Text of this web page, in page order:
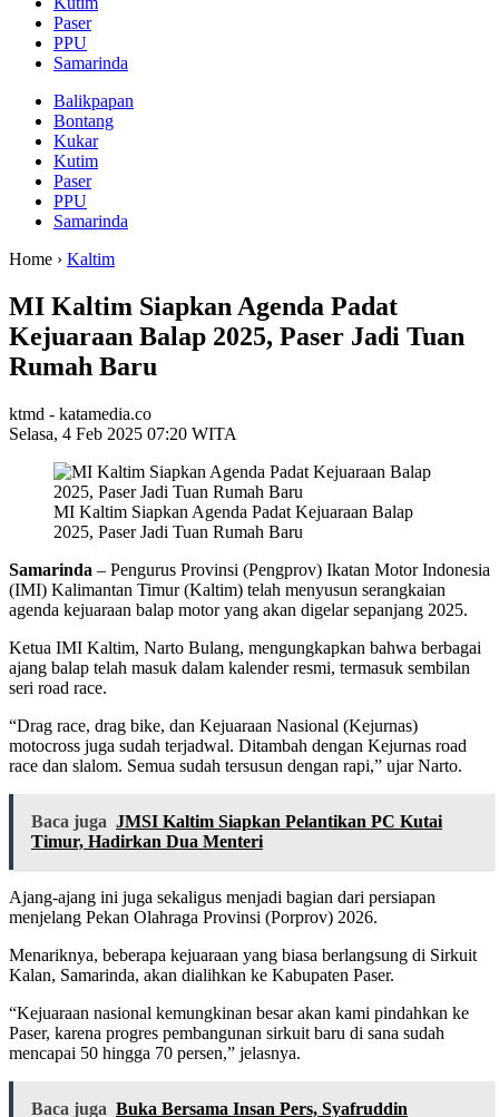
Paser
PPU
Samarinda
Balikpapan
Bontang
Kukar
Kutim
Paser
PPU
Samarinda
Home › Kaltim
MI Kaltim Siapkan Agenda Padat
Kejuaraan Balap 2025, Paser Jadi Tuan
Rumah Baru
ktmd - katamedia.co
Selasa, 4 Feb 2025 07:20 WITA
MI Kaltim Siapkan Agenda Padat Kejuaraan Balap
2025, Paser Jadi Tuan Rumah Baru
Samarinda – Pengurus Provinsi (Pengprov) Ikatan Motor Indonesia
(IMI) Kalimantan Timur (Kaltim) telah menyusun serangkaian
agenda kejuaraan balap motor yang akan digelar sepanjang 2025.
Ketua IMI Kaltim, Narto Bulang, mengungkapkan bahwa berbagai
ajang balap telah masuk dalam kalender resmi, termasuk sembilan
seri road race.
“Drag race, drag bike, dan Kejuaraan Nasional (Kejurnas)
motocross juga sudah terjadwal. Ditambah dengan Kejurnas road
race dan slalom. Semua sudah tersusun dengan rapi,” ujar Narto.
Baca juga JMSI Kaltim Siapkan Pelantikan PC Kutai
Timur, Hadirkan Dua Menteri
Ajang-ajang ini juga sekaligus menjadi bagian dari persiapan
menjelang Pekan Olahraga Provinsi (Porprov) 2026.
Menariknya, beberapa kejuaraan yang biasa berlangsung di Sirkuit
Kalan, Samarinda, akan dialihkan ke Kabupaten Paser.
“Kejuaraan nasional kemungkinan besar akan kami pindahkan ke
Paser, karena progres pembangunan sirkuit baru di sana sudah
mencapai 50 hingga 70 persen,” jelasnya.
Baca juga Buka Bersama Insan Pers, Syafruddin